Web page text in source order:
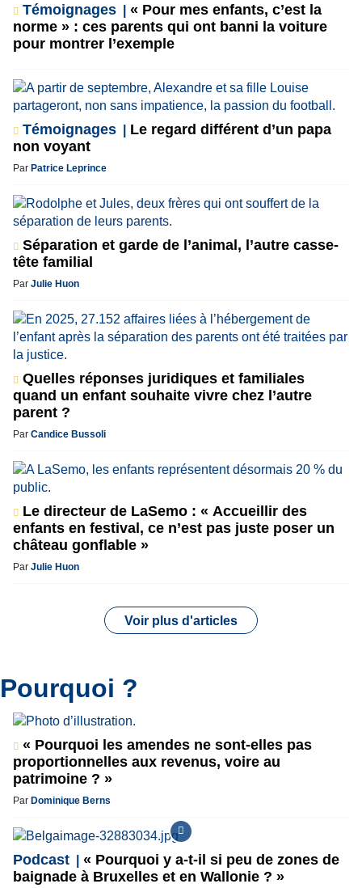
Témoignages
« Pour mes enfants, c’est la
norme » : ces parents qui ont banni la voiture
pour montrer l’exemple
Témoignages
Le regard différent d’un papa
non voyant
Par Patrice Leprince
Séparation et garde de l’animal, l’autre casse-
tête familial
Par Julie Huon
Quelles réponses juridiques et familiales
quand un enfant souhaite vivre chez l’autre
parent ?
Par Candice Bussoli
Le directeur de LaSemo : « Accueillir des
enfants en festival, ce n’est pas juste poser un
château gonflable »
Par Julie Huon
Voir plus d'articles
Pourquoi ?
« Pourquoi les amendes ne sont-elles pas
proportionnelles aux revenus, voire au
patrimoine ? »
Par Dominique Berns
Podcast
« Pourquoi y a-t-il si peu de zones de
baignade à Bruxelles et en Wallonie ? »